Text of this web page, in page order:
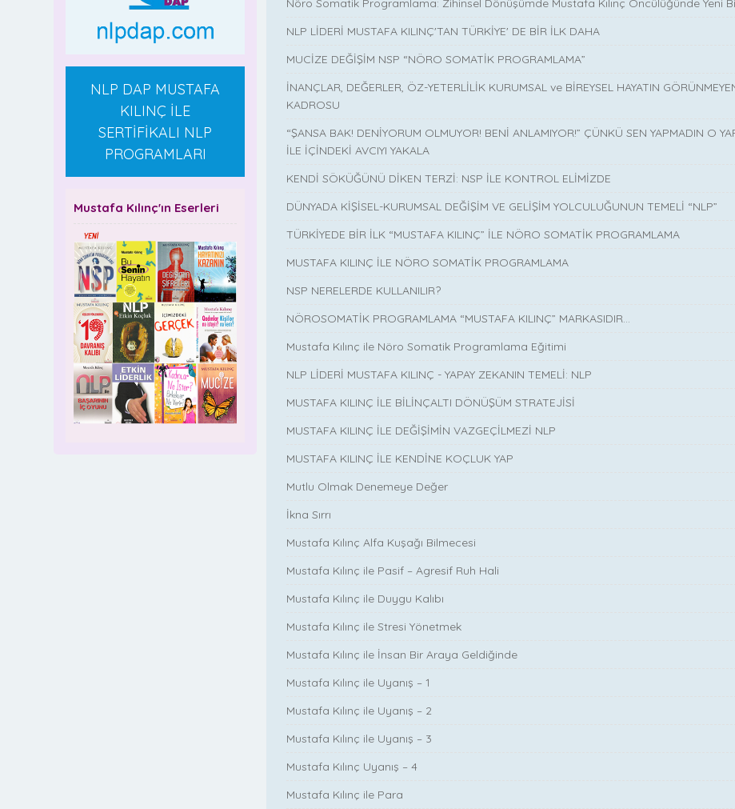
NLP DAP MUSTAFA
KILINÇ İLE
SERTİFİKALI NLP
PROGRAMLARI
Mustafa Kılınç'ın Eserleri
Nöro Somatik Programlama: Zihinsel Dönüşümde Mustafa Kılınç Öncülüğünde Yeni
NLP LİDERİ MUSTAFA KILINÇ'TAN TÜRKİYE' DE BİR İLK DAHA
MUCİZE DEĞİŞİM NSP “NÖRO SOMATİK PROGRAMLAMA”
İNANÇLAR, DEĞERLER, ÖZ-YETERLİLİK KURUMSAL ve BİREYSEL HAYATIN
KADROSU
“ŞANSA BAK! DENİYORUM OLMUYOR! BENİ ANLAMIYOR!” ÇÜNKÜ SEN YAPMADIN O
İLE İÇİNDEKİ AVCIYI YAKALA
KENDİ SÖKÜĞÜNÜ DİKEN TERZİ: NSP İLE KONTROL ELİMİZDE
DÜNYADA KİŞİSEL-KURUMSAL DEĞİŞİM VE GELİŞİM YOLCULUĞUNUN TEMELİ “NLP”
TÜRKİYEDE BİR İLK “MUSTAFA KILINÇ” İLE NÖRO SOMATİK PROGRAMLAMA
MUSTAFA KILINÇ İLE NÖRO SOMATİK PROGRAMLAMA
NSP NERELERDE KULLANILIR?
NÖROSOMATİK PROGRAMLAMA “MUSTAFA KILINÇ” MARKASIDIR…
Mustafa Kılınç ile Nöro Somatik Programlama Eğitimi
NLP LİDERİ MUSTAFA KILINÇ - YAPAY ZEKANIN TEMELİ: NLP
MUSTAFA KILINÇ İLE BİLİNÇALTI DÖNÜŞÜM STRATEJİSİ
MUSTAFA KILINÇ İLE DEĞİŞİMİN VAZGEÇİLMEZİ NLP
MUSTAFA KILINÇ İLE KENDİNE KOÇLUK YAP
Mutlu Olmak Denemeye Değer
İkna Sırrı
Mustafa Kılınç Alfa Kuşağı Bilmecesi
Mustafa Kılınç ile Pasif – Agresif Ruh Hali
Mustafa Kılınç ile Duygu Kalıbı
Mustafa Kılınç ile Stresi Yönetmek
Mustafa Kılınç ile İnsan Bir Araya Geldiğinde
Mustafa Kılınç ile Uyanış – 1
Mustafa Kılınç ile Uyanış – 2
Mustafa Kılınç ile Uyanış – 3
Mustafa Kılınç Uyanış – 4
Mustafa Kılınç ile Para